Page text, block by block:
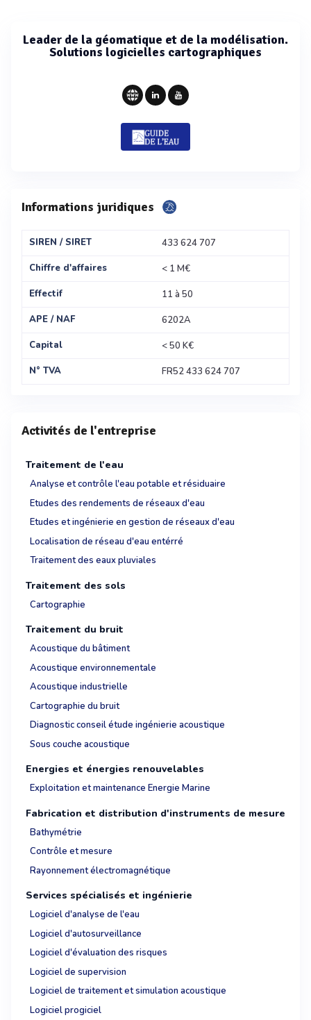
Leader de la géomatique et de la modélisation.
Solutions logicielles cartographiques
Informations juridiques
SIREN / SIRET
433 624 707
Chiffre d'affaires
< 1 M€
Effectif
11 à 50
APE / NAF
6202A
Capital
< 50 K€
N° TVA
FR52 433 624 707
Activités de l'entreprise
Traitement de l'eau
Analyse et contrôle l'eau potable et résiduaire
Etudes des rendements de réseaux d'eau
Etudes et ingénierie en gestion de réseaux d'eau
Localisation de réseau d'eau entérré
Traitement des eaux pluviales
Traitement des sols
Cartographie
Traitement du bruit
Acoustique du bâtiment
Acoustique environnementale
Acoustique industrielle
Cartographie du bruit
Diagnostic conseil étude ingénierie acoustique
Sous couche acoustique
Energies et énergies renouvelables
Exploitation et maintenance Energie Marine
Fabrication et distribution d'instruments de mesure
Bathymétrie
Contrôle et mesure
Rayonnement électromagnétique
Services spécialisés et ingénierie
Logiciel d'analyse de l'eau
Logiciel d'autosurveillance
Logiciel d'évaluation des risques
Logiciel de supervision
Logiciel de traitement et simulation acoustique
Logiciel progiciel